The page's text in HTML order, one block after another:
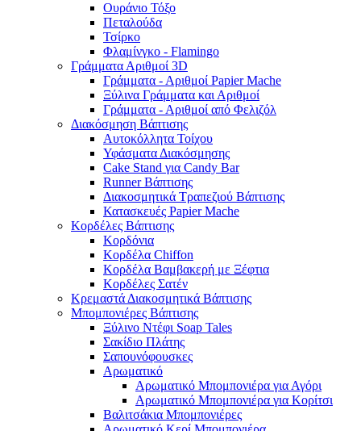
Ουράνιο Τόξο
Πεταλούδα
Τσίρκο
Φλαμίνγκο - Flamingo
Γράμματα Αριθμοί 3D
Γράμματα - Αριθμοί Papier Mache
Ξύλινα Γράμματα και Αριθμοί
Γράμματα - Αριθμοί από Φελιζόλ
Διακόσμηση Βάπτισης
Αυτοκόλλητα Τοίχου
Υφάσματα Διακόσμησης
Cake Stand για Candy Bar
Runner Βάπτισης
Διακοσμητικά Τραπεζιού Βάπτισης
Κατασκευές Papier Mache
Κορδέλες Βάπτισης
Κορδόνια
Κορδέλα Chiffon
Κορδέλα Βαμβακερή με Ξέφτια
Κορδέλες Σατέν
Κρεμαστά Διακοσμητικά Βάπτισης
Μπομπονιέρες Βάπτισης
Ξύλινο Ντέφι Soap Tales
Σακίδιο Πλάτης
Σαπουνόφουσκες
Αρωματικό
Αρωματικό Μπομπονιέρα για Αγόρι
Αρωματικό Μπομπονιέρα για Κορίτσι
Βαλιτσάκια Μπομπονιέρες